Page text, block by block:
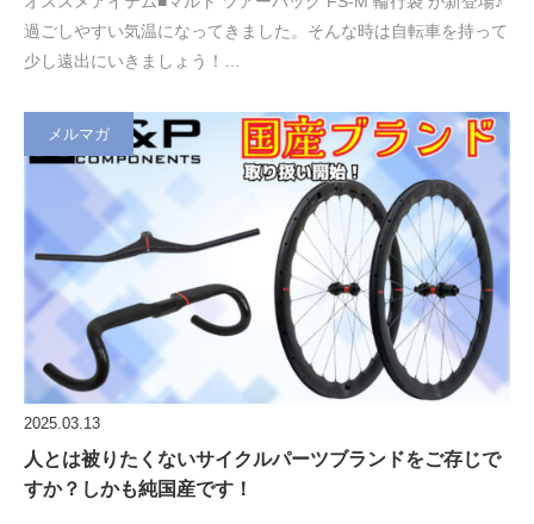
過ごしやすい気温になってきました。そんな時は自転車を持って
少し遠出にいきましょう！…
メルマガ
2025.03.13
人とは被りたくないサイクルパーツブランドをご存じで
すか？しかも純国産です！